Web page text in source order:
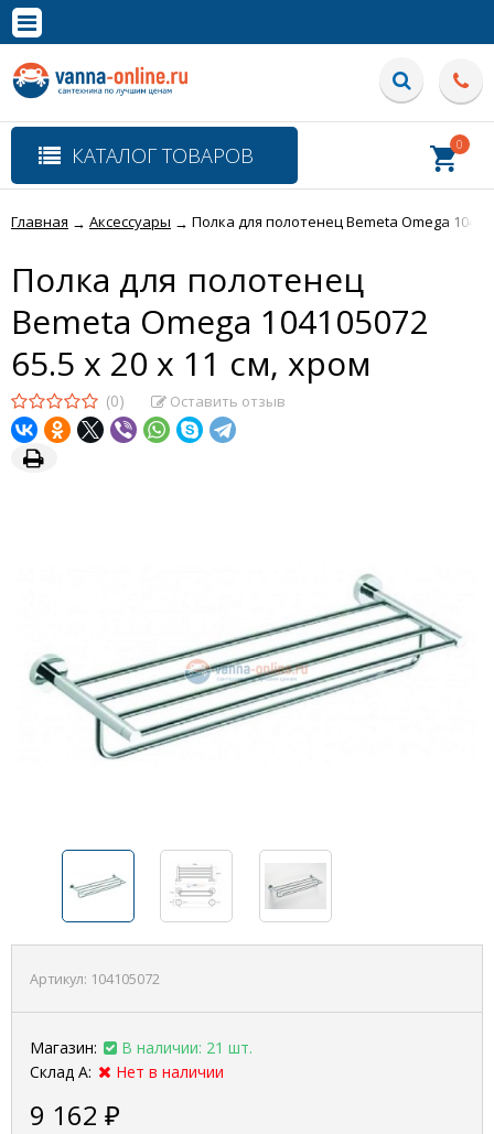
Полная версия сайта
КАТАЛОГ ТОВАРОВ 0
Главная → Аксессуары → Полка для полотенец Bemeta Omega
Полка для полотенец
Bemeta Omega 104105072
65.5 x 20 x 11 cм, хром
(0) Оставить отзыв
Артикул: 104105072
Магазин:
В наличии: 21 шт.
Склад А:
Нет в наличии
9 162 ₽